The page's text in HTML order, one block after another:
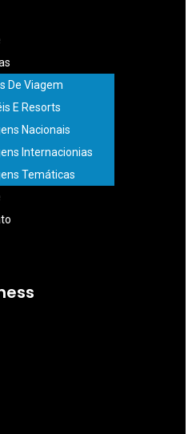
De Viagem
E Resorts
Nacionais
Internacionias
Temáticas